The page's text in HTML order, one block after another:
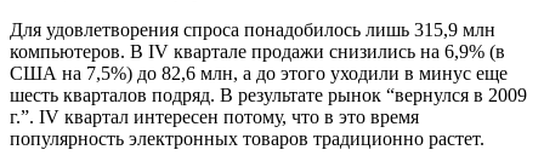
Для удовлетворения спроса понадобилось лишь 315,9 млн
компьютеров. В IV квартале продажи снизились на 6,9% (в
США на 7,5%) до 82,6 млн, а до этого уходили в минус еще
шесть кварталов подряд. В результате рынок “вернулся в 2009
г.”. IV квартал интересен потому, что в это время
популярность электронных товаров традиционно растет.